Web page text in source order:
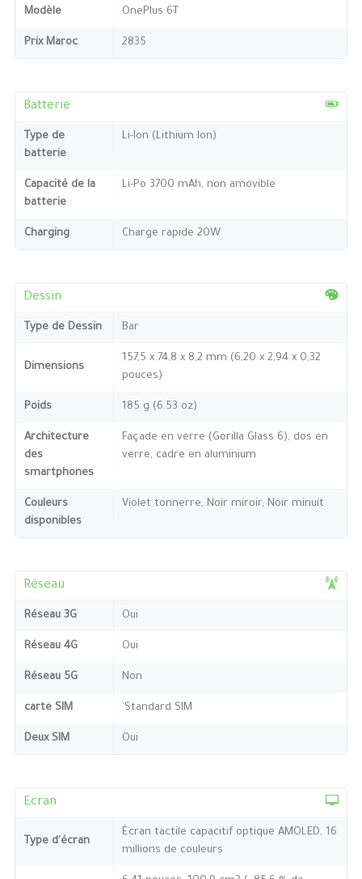
Modèle OnePlus 6T
Prix Maroc 2835
Batterie
Type de
batterie
Li-Ion (Lithium Ion)
Capacité de la
batterie
Li-Po 3700 mAh, non amovible
Charging Charge rapide 20W
Dessin
Type de Dessin Bar
Dimensions
157,5 x 74,8 x 8,2 mm (6,20 x 2,94 x 0,32
pouces)
Poids 185 g (6.53 oz)
Architecture
des
smartphones
Façade en verre (Gorilla Glass 6), dos en
verre, cadre en aluminium
Couleurs
disponibles
Violet tonnerre, Noir miroir, Noir minuit
Réseau
Réseau 3G Oui
Réseau 4G Oui
Réseau 5G Non
carte SIM `Standard SIM
Deux SIM Oui
Ecran
Type d'écran
Écran tactile capacitif optique AMOLED, 16
millions de couleurs